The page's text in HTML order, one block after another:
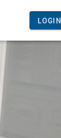
LOGIN